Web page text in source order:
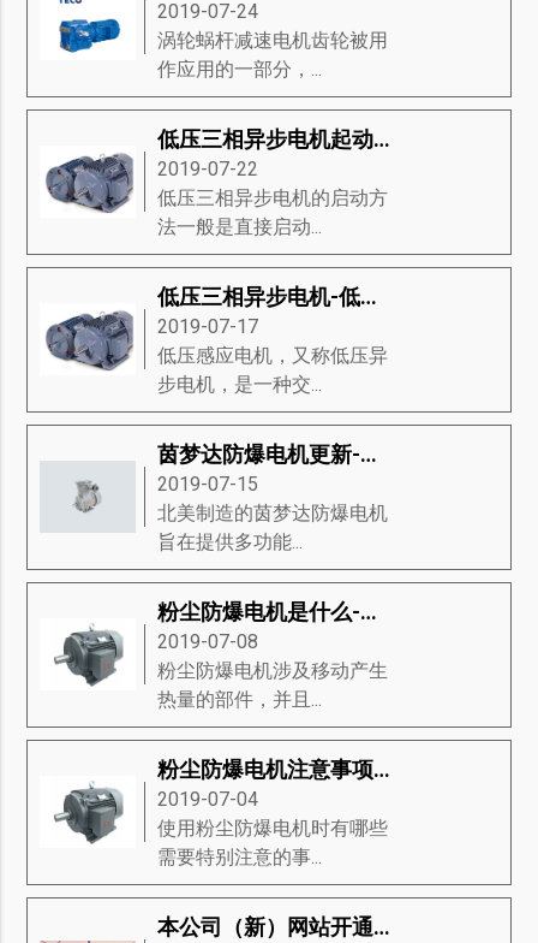
2019-07-24
涡轮蜗杆减速电机齿轮被用
作应用的一部分，...
低压三相异步电机起动方法-低压三相异步电机启动方式分类、启动图、启动装置等知识详解
2019-07-22
低压三相异步电机的启动方
法一般是直接启动...
低压三相异步电机-低压三相异步电机的结构和图片
2019-07-17
低压感应电机，又称低压异
步电机，是一种交...
茵梦达防爆电机更新-茵梦达防爆电机的新功能
2019-07-15
北美制造的茵梦达防爆电机​
旨在提供多功能...
粉尘防爆电机是什么-掌握粉尘防爆电机的分类、材料组、重要性等知识详解
2019-07-08
粉尘防爆电机涉及移动产生
热量的部件，并且...
粉尘防爆电机注意事项-粉尘防爆电机的分类、代码字母、防爆类型等知识详解
2019-07-04
使用粉尘防爆电机时有哪些
需要特别注意的事...
本公司（新）网站开通，欢迎访问！